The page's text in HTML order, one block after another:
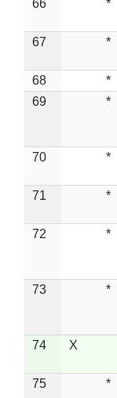
66 *
67 *
68 *
69
*
70 *
71 *
72 *
73 *
74 X
75 *